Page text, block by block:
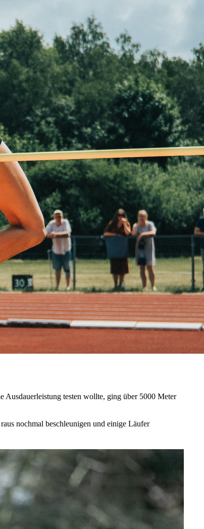
testen wollte, ging über 5000 Meter
nochmal beschleunigen und einige Läufer